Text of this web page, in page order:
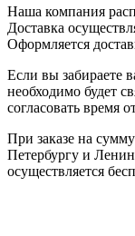
Наша компания
Доставка
Оформляется
Если вы забираете
необходимо будет
согласовать время
При заказе на
Петербургу и
осуществляется